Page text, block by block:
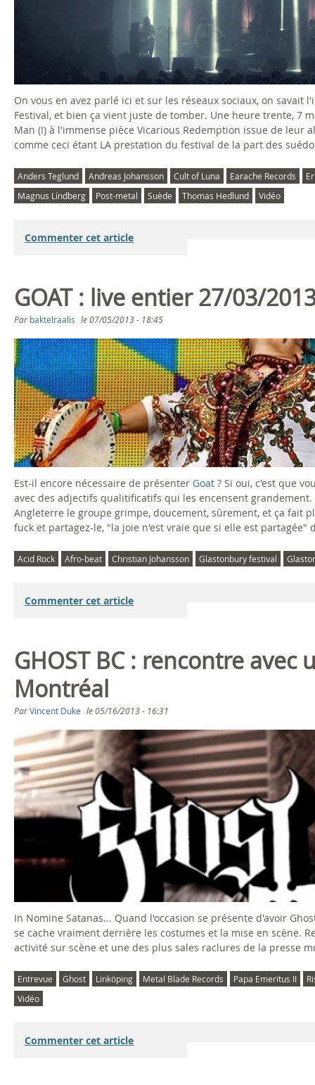
O
F
L
U
N
A
i
v
e
a
t
H
e
l
l
f
t
2
0
1
3
On vous en avez parlé ici et sur les réseaux sociaux, on
Festival, et bien ça vient juste de tomber. Une heure trente, 7
Man (!) à l'immense pièce Vicarious Redemption issue de
comme ceci étant LA prestation du festival de la part des
Anders Teglund Andreas Johansson Cult of Luna Earache Records
Magnus Líndberg
Post-metal Suède Thomas Hedlund Vidéo
Commenter cet article
GOAT : live entier 27/03/
Par baktelraalis le07/05/2013 - 18:45
G
o
a
t
-
L
i
v
2
0
1
3
F
u
l
l
h
o
w
Est-il encore nécessaire de présenter Goat ? Si oui, c'est que
avec des adjectifs qualitificatifs qui les encensent
Angleterre le groupe grimpe, doucement, sûrement, et ça fait
fuck et partagez-le, "la joie n'est vraie que si elle est partagée"
Acid Rock Afro-beat Christian Johansson Glastonbury festival
Commenter cet article
GHOST BC : rencontre
Montréal
ParVincent Duke le05/16/2013 - 16:31
In Nomine Satanas... Quand l'occasion se présente d'avoir
se cache vraiment derrière les costumes et la mise en scène.
activité sur scène et une des plus sales raclures de la presse
Entrevue Ghost Linköping Metal Blade Records Papa Emeritus II
Vidéo
Commenter cet article